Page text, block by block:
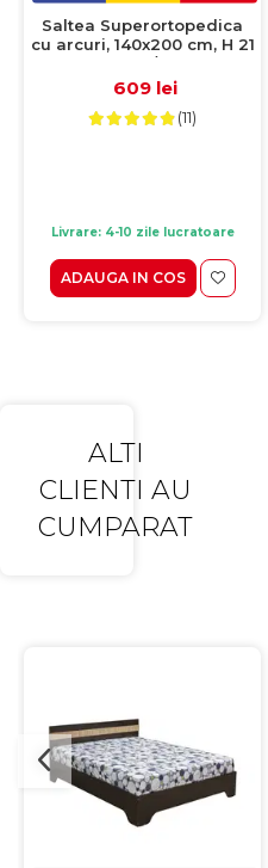
Saltea Superortopedica
cu arcuri, 140x200 cm, H 21
cm, fata vara/fata iarna,
crem
609 lei
(11)
Livrare: 4-10 zile lucratoare
ADAUGA IN COS
ALTI
CLIENTI AU
CUMPARAT